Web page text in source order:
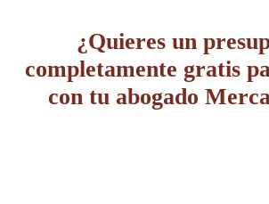
¿Quieres un
completamente gratis
con tu abogado